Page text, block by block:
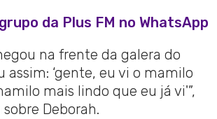
da Plus FM no WhatsApp
na frente da galera do
assim: ‘gente, eu vi o mamilo
mais lindo que eu já vi'”,
Deborah.